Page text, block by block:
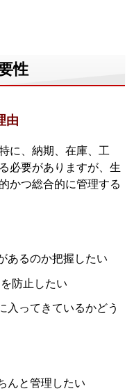
性
由
に、納期、在庫、工
必要がありますが、生
かつ総合的に管理する
あるのか把握したい
防止したい
入ってきているかどう
んと管理したい